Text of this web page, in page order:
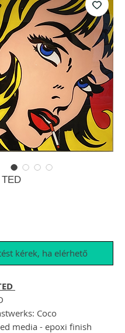
kérek, ha elérhető
Coco
media - epoxi finish